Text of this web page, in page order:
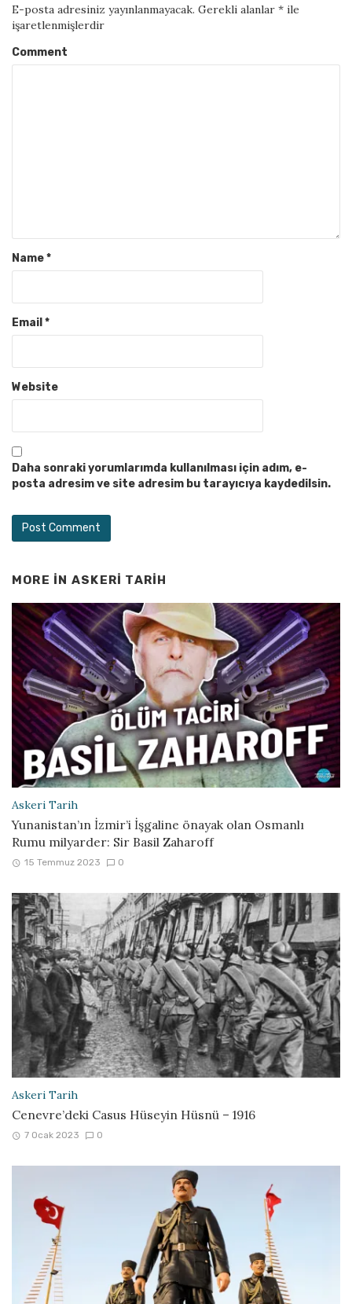
E-posta adresiniz yayınlanmayacak. Gerekli alanlar * ile
işaretlenmişlerdir
Comment
Name*
Email *
Website
Daha sonraki yorumlarımda kullanılması için adım, e-
posta adresim ve site adresim bu tarayıcıya kaydedilsin.
MORE IN ASKERI TARIH
Askeri Tarih
Yunanistan’ın İzmir’i İşgaline önayak olan Osmanlı
Rumu milyarder: Sir Basil Zaharoff
15 Temmuz 2023 0
Askeri Tarih
Cenevre’deki Casus Hüseyin Hüsnü – 1916
7 Ocak 2023 0